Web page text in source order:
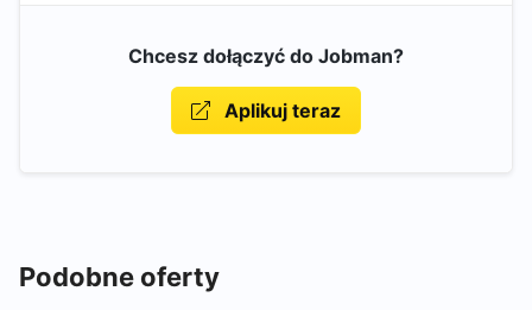
Chcesz dołączyć do Jobman?
Aplikuj teraz
Podobne oferty